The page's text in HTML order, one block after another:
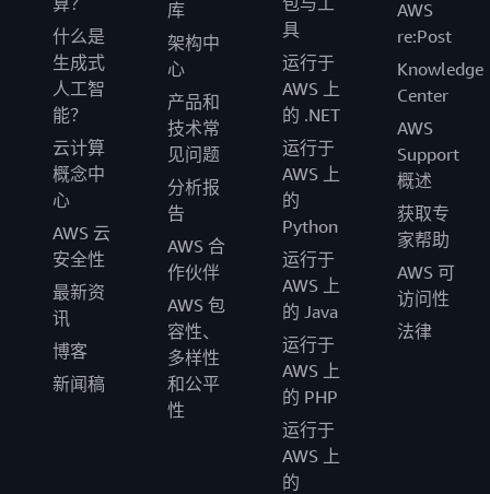
什么是
生成式
人工智
能？
云计算
概念中
心
AWS 云
安全性
最新资
讯
博客
新闻稿
库
架构中
心
产品和
技术常
见问题
分析报
告
AWS 合
作伙伴
AWS 包
容性、
多样性
和公平
性
具
运行于
AWS 上
的 .NET
运行于
AWS 上
的
Python
运行于
AWS 上
的 Java
运行于
AWS 上
的 PHP
运行于
AWS 上
的
AWS
re:Post
Knowledge
Center
AWS
Support
概述
获取专
家帮助
AWS 可
访问性
法律